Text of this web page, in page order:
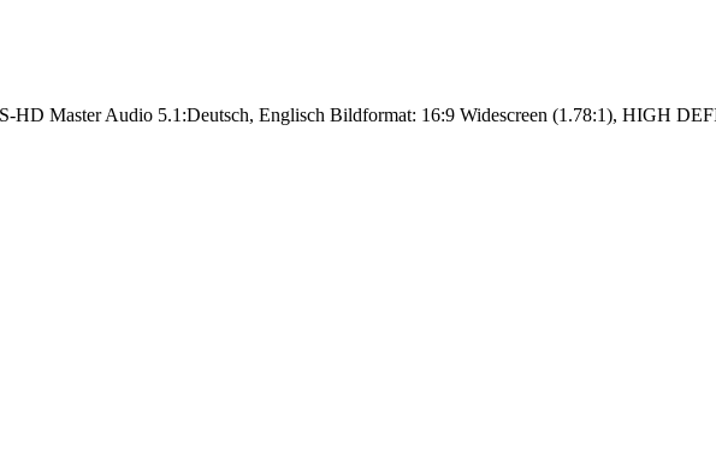
HD Master Audio 5.1:Deutsch, Englisch Bildformat: 16:9 Widescreen (1.78:1), HIGH